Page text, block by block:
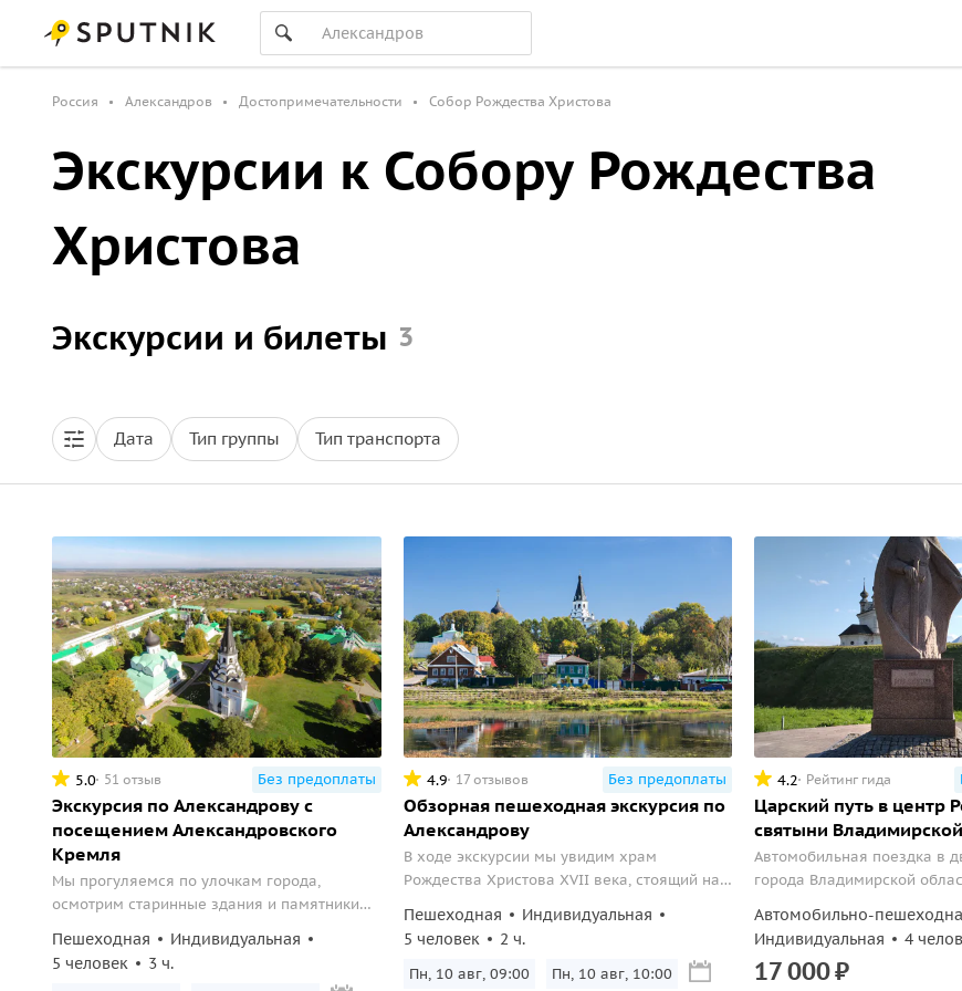
Россия Александров Достопримечательности Собор Рождества Христова
Экскурсии к Собору Рождества
Христова
Экскурсии и билеты 3
Дата Тип группы Тип транспорта
5.0 51 отзыв Без предоплаты
Экскурсия по Александрову с
посещением Александровского
Кремля
Мы прогуляемся по улочкам города,
осмотрим старинные здания и памятники
Цветаевых, усадьбу купца Первушина и
многие другие достопримечательности.
Пешеходная
Индивидуальная
5 человек
3 ч.
4.9 17 отзывов Без предоплаты
Обзорная пешеходная экскурсия по
Александрову
В ходе экскурсии мы увидим храм
Рождества Христова XVII века, стоящий на
Невскому. Полюбуемся на купеческие дома,
дошедшие до наших дней памятники
русского зодчества. Спустимся к реке,
Пешеходная
Индивидуальная
5 человек
2 ч.
Пн, 10 авг, 09:00 Пн, 10 авг, 10:00
4.2 Рейтинг гида
Царский путь в центр
святыни
Автомобильная поездка в
города Владимирской
Автомобильно-
Индивидуальная
4
17000₽